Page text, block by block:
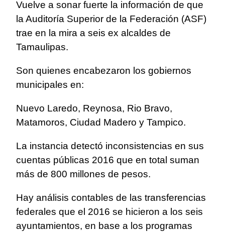
Vuelve a sonar fuerte la información de que
la Auditoría Superior de la Federación (ASF)
trae en la mira a seis ex alcaldes de
Tamaulipas.
Son quienes encabezaron los gobiernos
municipales en:
Nuevo Laredo, Reynosa, Rio Bravo,
Matamoros, Ciudad Madero y Tampico.
La instancia detectó inconsistencias en sus
cuentas públicas 2016 que en total suman
más de 800 millones de pesos.
Hay análisis contables de las transferencias
federales que el 2016 se hicieron a los seis
ayuntamientos, en base a los programas